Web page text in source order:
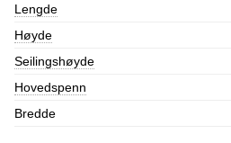
Lengde
Høyde
Seilingshøyde
Hovedspenn
Bredde